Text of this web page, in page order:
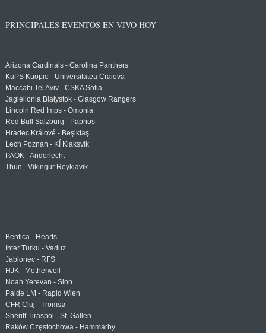
PRINCIPALES EVENTOS EN VIVO HOY
Arizona Cardinals - Carolina Panthers
KuPS Kuopio - Universitatea Craiova
Maccabi Tel Aviv - CSKA Sofia
Jagiellonia Białystok - Glasgow Rangers
Lincoln Red Imps - Omonia
Red Bull Salzburg - Paphos
Hradec Králové - Beşiktaş
Lech Poznań - KÍ Klaksvík
PAOK - Anderlecht
Thun - Vikingur Reykjavik
Benfica - Hearts
Inter Turku - Vaduz
Jablonec - RFS
HJK - Motherwell
Noah Yerevan - Sion
Paide LM - Rapid Wien
CFR Cluj - Tromsø
Sheriff Tiraspol - St. Gallen
Raków Częstochowa - Hammarby